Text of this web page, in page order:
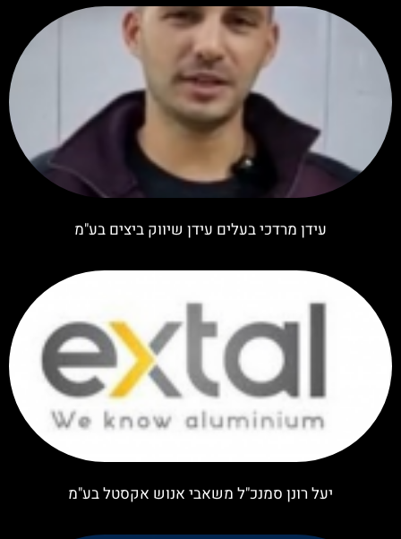
עידן מרדכי בעלים עידן שיווק ביצים בע"מ
יעל רונן סמנכ"ל משאבי אנוש אקסטל בע"מ